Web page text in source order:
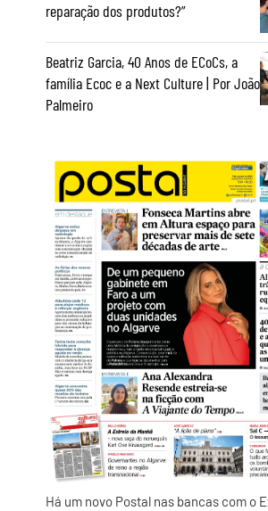
reparação dos produtos?”
Beatriz Garcia, 40 Anos de ECoCs, a
família Ecoc e a Next Culture | Por João
Palmeiro
Há um novo Postal nas bancas com o